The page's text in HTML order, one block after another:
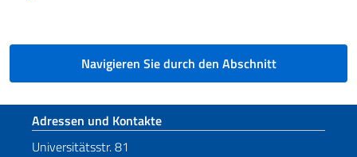
Navigieren Sie durch den Abschnitt
Fußbereich
Adressen und Kontakte
Universitätsstr. 81